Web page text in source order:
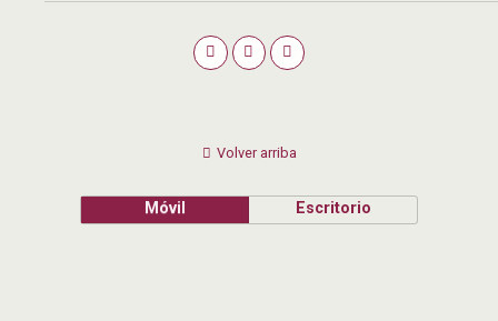
Volver arriba
Móvil Escritorio